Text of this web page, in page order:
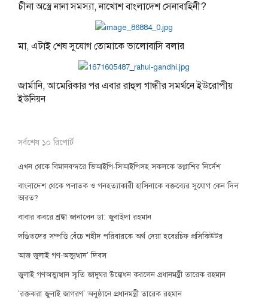
চীনা অস্ত্রে নানা সমস্যা, নাখোশ বাংলাদেশ সেনাবাহিনী?
মা, এটাই শেষ সুযোগ তোমাকে ভালোবাসি বলার
জার্মানি, আমেরিকার পর এবার রাহুল গান্ধীর সমর্থনে ইউরোপীয়
ইউনিয়ন
সর্বশেষ ১০ রিপোর্ট
এখন থেকে বিমানবন্দরে ভিআইপি-সিআইপিসহ সকলকে তল্লাশির নির্দেশ
বাংলাদেশ থেকে পলাতক ও গনহত্যাকারী হাসিনাকে বক্তব্যের সুযোগ কেন দিল
ভারত?
বাবার কবরে শ্রদ্ধা জানালেন ডা: জুবাইদা রহমান
দণ্ডিতদের সম্পত্তি বেঁচে শহীদ পরিবারকে অর্থ দেয়া হবেঃচিফ প্রসিকিউটর
আজ জুলাই গণ-অভ্যুত্থান’ দিবস
জুলাই গণঅভ্যুত্থান স্মৃতি জাদুঘর উদ্বোধন করলেন প্রধানমন্ত্রী তারেক রহমান
‘রক্তঝরা জুলাই জাগরণ’ অনুষ্ঠানে প্রধানমন্ত্রী তারেক রহমান